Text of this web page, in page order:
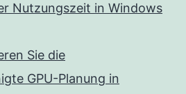
Nutzungszeit in Windows
Sie die
GPU-Planung in